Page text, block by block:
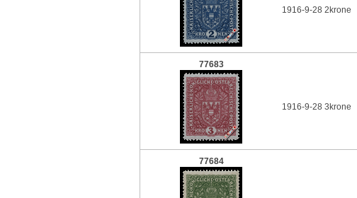
1916-9-28 2krone
77683
1916-9-28 3krone
77684